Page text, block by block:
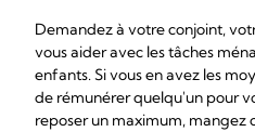
Demandez à votre conjoint,
vous aider avec les tâches
enfants. Si vous en avez les
de rémunérer quelqu'un pour
reposer un maximum,